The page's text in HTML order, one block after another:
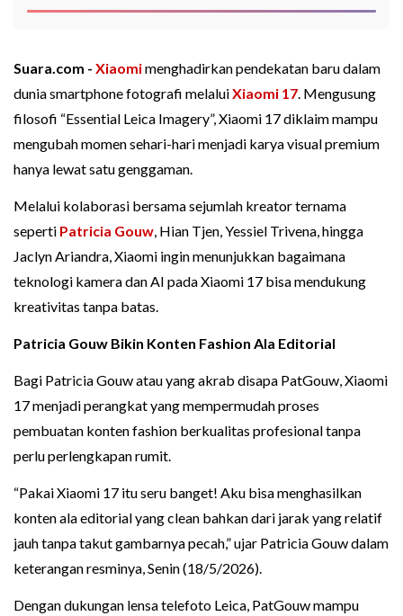
Suara.com - Xiaomimenghadirkan pendekatan baru dalam
dunia smartphone fotografi melaluiXiaomi 17. Mengusung
filosofi “Essential Leica Imagery”, Xiaomi 17 diklaim mampu
mengubah momen sehari-hari menjadi karya visual premium
hanya lewat satu genggaman.
Melalui kolaborasi bersama sejumlah kreator ternama
seperti Patricia Gouw, Hian Tjen, Yessiel Trivena, hingga
Jaclyn Ariandra, Xiaomi ingin menunjukkan bagaimana
teknologi kamera dan AI pada Xiaomi 17 bisa mendukung
kreativitas tanpa batas.
Patricia Gouw Bikin Konten Fashion Ala Editorial
Bagi Patricia Gouw atau yang akrab disapa PatGouw, Xiaomi
17 menjadi perangkat yang mempermudah proses
pembuatan konten fashion berkualitas profesional tanpa
perlu perlengkapan rumit.
“Pakai Xiaomi 17 itu seru banget! Aku bisa menghasilkan
konten ala editorial yang clean bahkan dari jarak yang relatif
jauh tanpa takut gambarnya pecah,” ujar Patricia Gouw dalam
keterangan resminya, Senin (18/5/2026).
Dengan dukungan lensa telefoto Leica, PatGouw mampu